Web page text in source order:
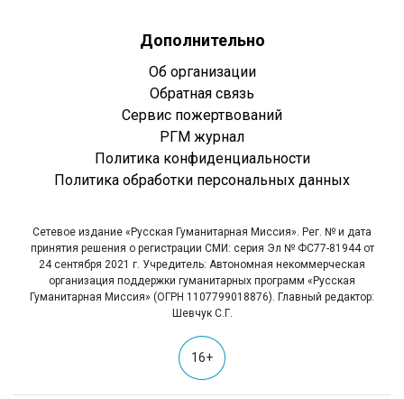
Дополнительно
Об организации
Обратная связь
Сервис пожертвований
РГМ журнал
Политика конфиденциальности
Политика обработки персональных данных
Сетевое издание «Русская Гуманитарная Миссия». Рег. № и дата
принятия решения о регистрации СМИ: серия Эл № ФС77-81944 от
24 сентября 2021 г. Учредитель: Автономная некоммерческая
организация поддержки гуманитарных программ «Русская
Гуманитарная Миссия» (ОГРН 1107799018876). Главный редактор:
Шевчук С.Г.
16+